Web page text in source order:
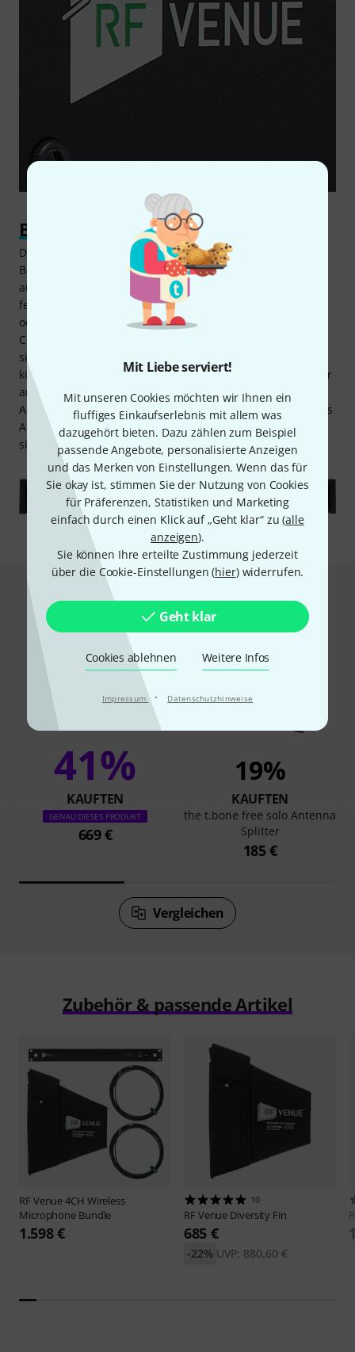
Mit Liebe serviert!
Mit unseren Cookies möchten wir Ihnen ein
fluffiges Einkaufserlebnis mit allem was
dazugehört bieten. Dazu zählen zum Beispiel
passende Angebote, personalisierte Anzeigen
und das Merken von Einstellungen. Wenn das für
Sie okay ist, stimmen Sie der Nutzung von Cookies
für Präferenzen, Statistiken und Marketing
einfach durch einen Klick auf „Geht klar“ zu (alle
anzeigen).
Sie können Ihre erteilte Zustimmung jederzeit
über die Cookie-Einstellungen (hier) widerrufen.
Geht klar
Cookies ablehnen Weitere Infos
Impressum · Datenschutzhinweise
Bands, Venues, Broadcast und mehr
Der Antennenverteiler RF Venue Distro 4 eignet sich für
Bands und Verleiher, die ihre Racks übersichtlicher
ausstatten möchten, ebenso wie für Betreiber von
festinstallierten Funksystemen, wie in Konferenzzentren
oder Venues. Sein Betrieb bietet sich auch an, wenn bei
Chören oder in kleinen Theatern mehrere Funkmikrofone
simultan genutzt werden. Rundfunkstudios und Ü-Wagen
können ihn ebenfalls einsetzen, um ihre Setups geordneter
aufzustellen. Auch dann, wenn die Reichweite einzelner
Antennen nicht ausreicht, weil die Räumlichkeiten oder das
Areal zu groß sind, kann der Einsatz des aktiven Splitters
sinnvoll sein.
Das kauften Kunden, die sich dieses
Produkt angesehen haben
41%
KAUFTEN
GENAU DIESES PRODUKT
669 €
19%
KAUFTEN
the t.bone free solo Antenna
Splitter
185 €
Vergleichen
Zubehör & passende Artikel
RF Venue4CH Wireless
Microphone Bundle
1.598 €
10
RF Venue Diversity Fin
685 €
UVP: 880,60 €
-22%